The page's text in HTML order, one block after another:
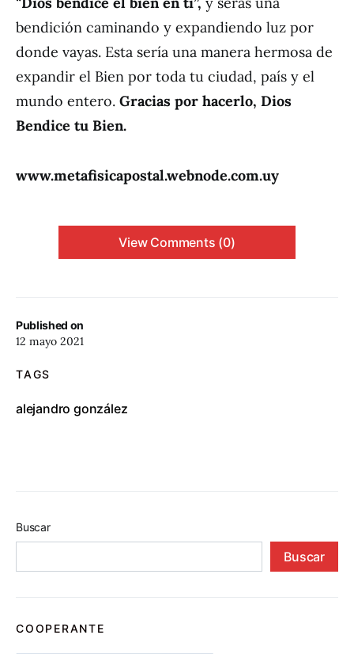
Published on
12 mayo 2021
TAGS
alejandro gonzález
bendición caminando y expandiendo luz por
donde vayas. Esta sería una manera hermosa de
expandir el Bien por toda tu ciudad, país y el
mundo entero. Gracias por hacerlo, Dios
Bendice tu Bien.
www.metafisicapostal.webnode.com.uy
View Comments (0)
Buscar
Buscar
COOPERANTE